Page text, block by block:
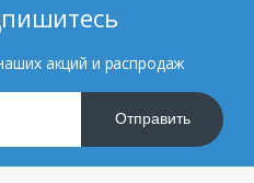
акций и распродаж
Отправить